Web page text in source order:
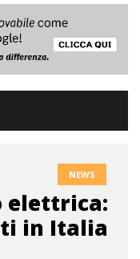
NEWS
elettrica:
in Italia